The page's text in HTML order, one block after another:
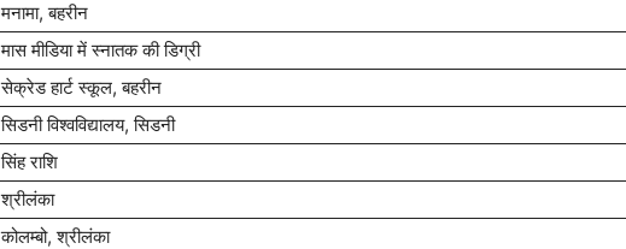
मनामा, बहरीन
मास मीडिया में स्नातक की डिग्री
सेक्रेड हार्ट स्कूल, बहरीन
सिडनी विश्वविद्यालय, सिडनी
सिंह राशि
श्रीलंका
कोलम्बो, श्रीलंका